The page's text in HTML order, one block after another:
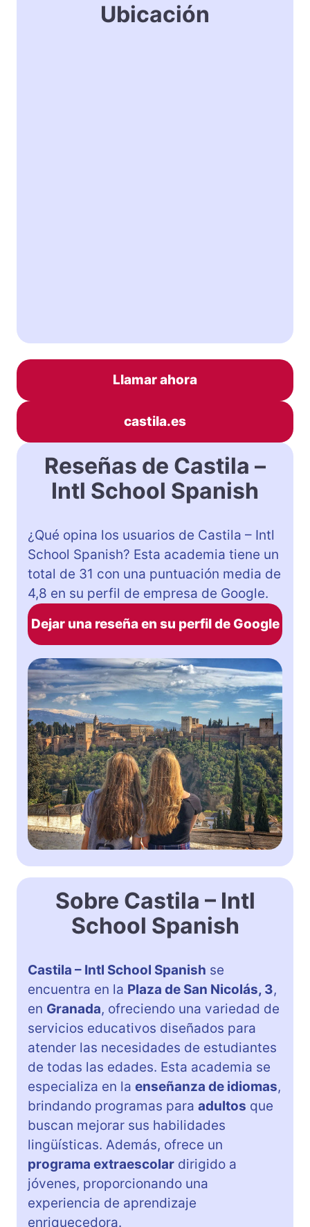
Ubicación
Llamar ahora
castila.es
Reseñas de Castila –
Intl School Spanish
¿Qué opina los usuarios de Castila – Intl
School Spanish? Esta academia tiene un
total de 31 con una puntuación media de
4,8 en su perfil de empresa de Google.
Dejar una reseña en su perfil de Google
Sobre Castila – Intl
School Spanish
Castila – Intl School Spanish se
encuentra en la Plaza de San Nicolás, 3,
en Granada, ofreciendo una variedad de
servicios educativos diseñados para
atender las necesidades de estudiantes
de todas las edades. Esta academia se
especializa en la enseñanza de idiomas,
brindando programas para adultos que
buscan mejorar sus habilidades
lingüísticas. Además, ofrece un
programa extraescolar dirigido a
jóvenes, proporcionando una
experiencia de aprendizaje
enriquecedora.